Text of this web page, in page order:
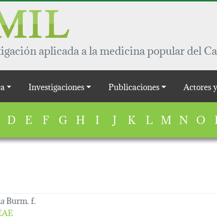
aplicada a la medicina popular del
Investigaciones Publicaciones Actores
D E F G H I J K L M N O
Burm. f.